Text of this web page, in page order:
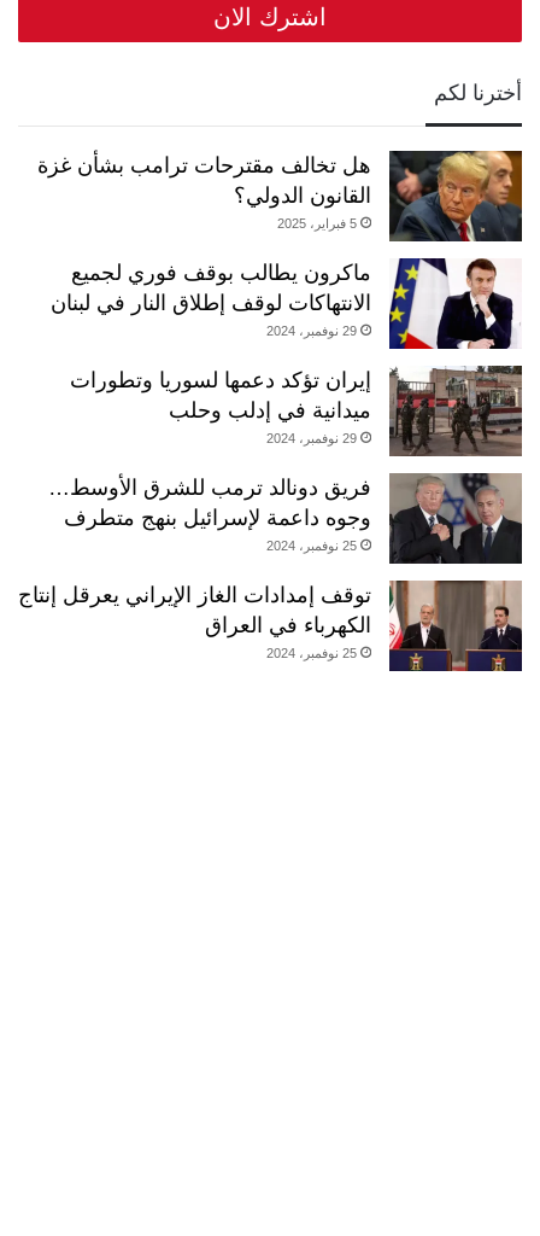
أخترنا لكم
هل تخالف مقترحات ترامب بشأن غزة
القانون الدولي؟
5 فبراير، 2025
ماكرون يطالب بوقف فوري لجميع
الانتهاكات لوقف إطلاق النار في لبنان
29 نوفمبر، 2024
إيران تؤكد دعمها لسوريا وتطورات
ميدانية في إدلب وحلب
29 نوفمبر، 2024
فريق دونالد ترمب للشرق الأوسط…
وجوه داعمة لإسرائيل بنهج متطرف
25 نوفمبر، 2024
توقف إمدادات الغاز الإيراني يعرقل إنتاج
الكهرباء في العراق
25 نوفمبر، 2024